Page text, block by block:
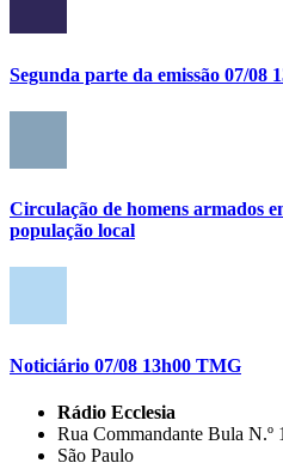
Segunda parte da emissão 07/08
Circulação de homens armados
população local
Noticiário 07/08 13h00 TMG
Rádio Ecclesia
Rua Commandante Bula N.º
São Paulo